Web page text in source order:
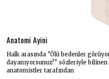
Anatomi Ayini
Halk arasında "Ölü bedenler
dayanıyorsunuz?" sözleriyle bilinen
anatomistler tarafından